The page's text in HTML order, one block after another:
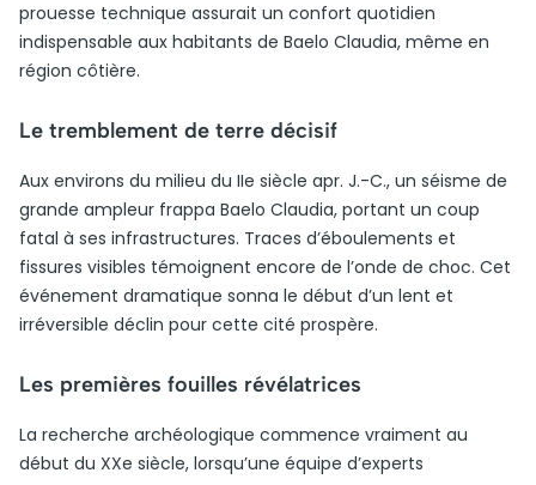
prouesse technique assurait un confort quotidien
indispensable aux habitants de Baelo Claudia, même en
région côtière.
Le tremblement de terre décisif
Aux environs du milieu du IIe siècle apr. J.-C., un séisme de
grande ampleur frappa Baelo Claudia, portant un coup
fatal à ses infrastructures. Traces d’éboulements et
fissures visibles témoignent encore de l’onde de choc. Cet
événement dramatique sonna le début d’un lent et
irréversible déclin pour cette cité prospère.
Les premières fouilles révélatrices
La recherche archéologique commence vraiment au
début du XXe siècle, lorsqu’une équipe d’experts